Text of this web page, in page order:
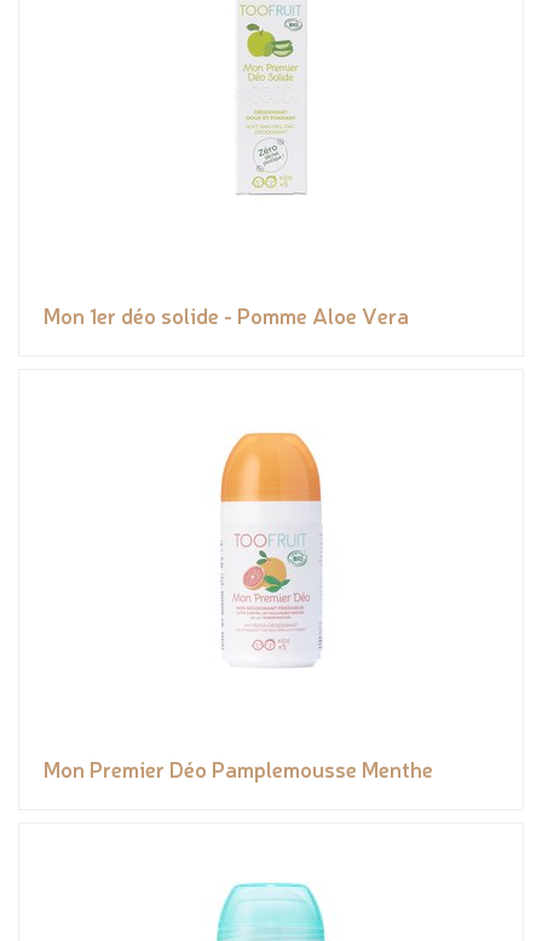
Mon 1er déo solide - Pomme Aloe Vera
Mon Premier Déo Pamplemousse Menthe